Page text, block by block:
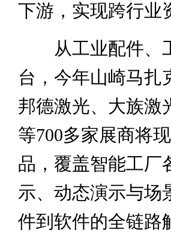
下游，实现跨行业
从工业配件、
台，今年山崎马扎
邦德激光、大族激
等700多家展商将
品，覆盖智能工厂
示、动态演示与场
件到软件的全链路